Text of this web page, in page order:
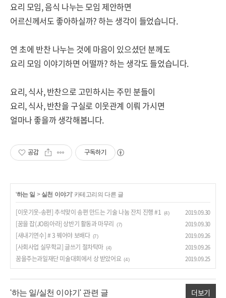
요리 모임, 음식 나누는 모임 제안하면
어르신께서도 좋아하실까? 하는 생각이 들었습니다.
연 초에 반찬 나누는 것에 마음이 있으셨던 분께도
요리 모임 이야기하면 어떨까? 하는 생각도 들었습니다.
요리, 식사, 반찬으로 고민하시는 주민 분들이
요리, 식사, 반찬을 구실로 이웃관계 이뤄 가시면
얼마나 좋을까 생각해봅니다.
공감 구독하기
'하는 일 > 실천 이야기' 카테고리의 다른 글
[이웃기웃-송편] 추석맞이 송편 만드는 기술 나눔 잔치 진행 #1 (4) 2019.09.30
[꿈을 잡(JOB)아라] 상반기 활동과 마무리 (7) 2019.09.30
[새내기연수] # 3 꿰어야 보배다 (7) 2019.09.26
[사회사업 실무학교] 글쓰기 절차탁마 (4) 2019.09.26
꿈을주는과일재단 미술대회에서 상 받았어요 (4) 2019.09.25
'하는 일/실천 이야기' 관련 글 더보기